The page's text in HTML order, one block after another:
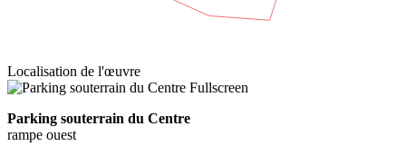
Localisation de l'œuvre
Fullscreen
Parking souterrain du Centre
rampe ouest